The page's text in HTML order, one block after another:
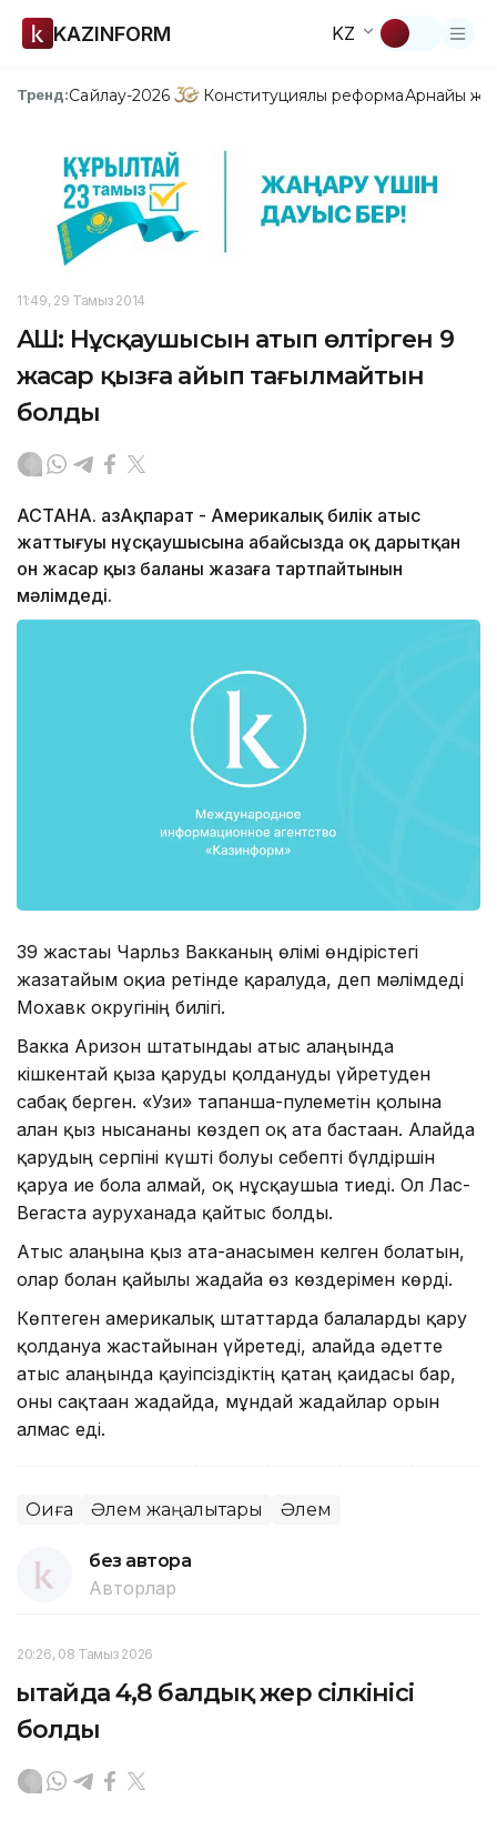
KAZINFORM KZ
Тренд:Сайлау-2026 Конституциялық реформаАрнайы
11:49, 29 Тамыз 2014
АҚШ: Нұсқаушысын атып өлтірген 9
жасар қызға айып тағылмайтын
болды
АСТАНА. ҚазАқпарат - Америкалық билік атыс
жаттығуы нұсқаушысына абайсызда оқ дарытқан
он жасар қыз баланы жазаға тартпайтынын
мәлімдеді.
39 жастағы Чарльз Вакканың өлімі өндірістегі
жазатайым оқиға ретінде қаралуда, деп мәлімдеді
Мохавк округінің билігі.
Вакка Аризон штатындағы атыс алаңында
кішкентай қызға қаруды қолдануды үйретуден
сабақ берген. «Узи» тапанша-пулеметін қолына
алған қыз нысананы көздеп оқ ата бастаған. Алайда
қарудың серпіні күшті болуы себепті бүлдіршін
қаруға ие бола алмай, оқ нұсқаушыға тиеді. Ол Лас-
Вегаста ауруханада қайтыс болды.
Атыс алаңына қыз ата-анасымен келген болатын,
олар болған қайғылы жағдайға өз көздерімен көрді.
Көптеген америкалық штаттарда балаларды қару
қолдануға жастайынан үйретеді, алайда әдетте
атыс алаңында қауіпсіздіктің қатаң қағидасы бар,
оны сақтаған жағдайда, мұндай жағдайлар орын
алмас еді.
Оқиға Әлем жаңалықтары Әлем
без автора
Авторлар
20:26, 08 Тамыз 2026
Қытайда 4,8 балдық жер сілкінісі
болды